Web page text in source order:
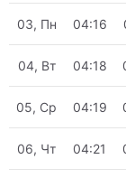
03, Пн 04:16
04, Вт 04:18
05, Ср 04:19
06, Чт 04:21